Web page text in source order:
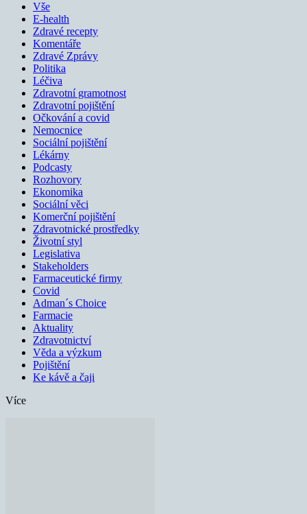
Vše
E-health
Zdravé recepty
Komentáře
Zdravé Zprávy
Politika
Léčiva
Zdravotní gramotnost
Zdravotní pojištění
Očkování a covid
Nemocnice
Sociální pojištění
Lékárny
Podcasty
Rozhovory
Ekonomika
Sociální věci
Komerční pojištění
Zdravotnické prostředky
Životní styl
Legislativa
Stakeholders
Farmaceutické firmy
Covid
Adman´s Choice
Farmacie
Aktuality
Zdravotnictví
Věda a výzkum
Pojištění
Ke kávě a čaji
Více